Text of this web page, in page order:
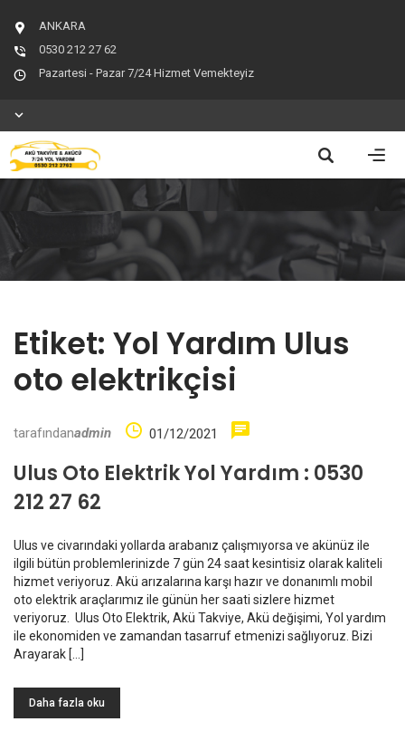
ANKARA
0530 212 27 62
Pazartesi - Pazar 7/24 Hizmet Vemekteyiz
Etiket: Yol Yardım Ulus
oto elektrikçisi
tarafındanadmin 01/12/2021
Ulus Oto Elektrik Yol Yardım : 0530
212 27 62
Ulus ve civarındaki yollarda arabanız çalışmıyorsa ve akünüz ile
ilgili bütün problemlerinizde 7 gün 24 saat kesintisiz olarak kaliteli
hizmet veriyoruz. Akü arızalarına karşı hazır ve donanımlı mobil
oto elektrik araçlarımız ile günün her saati sizlere hizmet
veriyoruz. Ulus Oto Elektrik, Akü Takviye, Akü değişimi, Yol yardım
ile ekonomiden ve zamandan tasarruf etmenizi sağlıyoruz. Bizi
Arayarak […]
Daha fazla oku